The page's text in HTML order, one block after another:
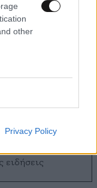
other
Privacy Policy
ειδήσεις